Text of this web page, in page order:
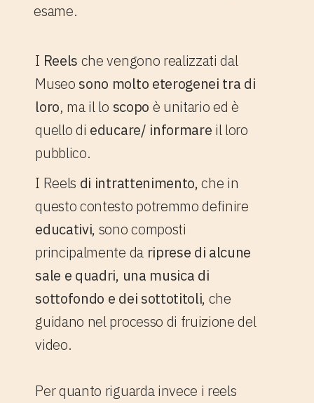
esame.
I Reels che vengono realizzati dal
Museosono molto eterogenei tra di
loro, ma il lo scopo è unitario ed è
quello di educare/ informare il loro
pubblico.
I Reels di intrattenimento,che in
questo contesto potremmo definire
educativi, sono composti
principalmente da riprese di alcune
sale e quadri, una musica di
sottofondo e dei sottotitoli, che
guidano nel processo di fruizione del
video.
Per quanto riguarda invece i reels